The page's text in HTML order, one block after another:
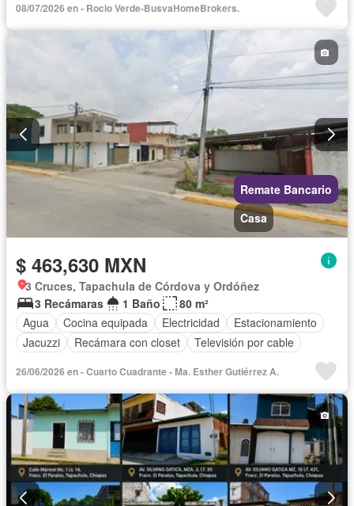
Cuarto de Limpieza
Cuarto de servicio
Gas natural Internet
Azotea
Seguridad
Vista panorámica
Wifi
08/07/2026 en - Rocio Verde-BusvaHomeBrokers.
Remate Bancario
Casa
$ 463,630 MXN
3 Cruces, Tapachula de Córdova y Ordóñez
3 Recámaras
1 Baño
80 m²
Agua
Cocina equipada Electricidad
Estacionamiento
Jacuzzi
Recámara con closet Televisión por cable
26/06/2026 en - Cuarto Cuadrante - Ma. Esther Gutiérrez A.